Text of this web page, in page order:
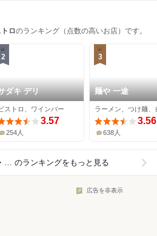
トロのランキング（点数の高いお店）です。
2
ダキ デリ
ストロ、ワインバー
3.57
254人
3
麺や 一途
3.56
638人
不動前・武蔵小山・西小山×ビストロ のランキングをもっと見る
広告を非表示